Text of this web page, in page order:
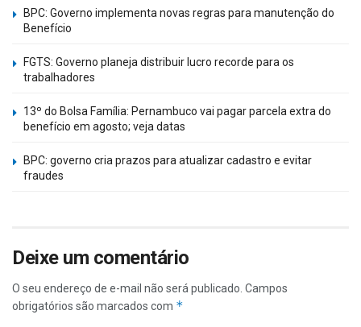
BPC: Governo implementa novas regras para manutenção do
Benefício
FGTS: Governo planeja distribuir lucro recorde para os
trabalhadores
13º do Bolsa Família: Pernambuco vai pagar parcela extra do
benefício em agosto; veja datas
BPC: governo cria prazos para atualizar cadastro e evitar
fraudes
Deixe um comentário
O seu endereço de e-mail não será publicado. Campos
obrigatórios são marcados com *